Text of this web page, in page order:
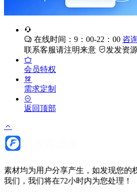
在线时间：9：00-22：00 咨
联系客服请注明来意
发发资
会员特权
需求定制
返回顶部
素材均为用户分享产生，如发现您的
我们，我们将在72小时内为您处理！